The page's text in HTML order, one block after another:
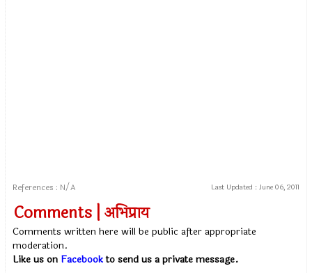
References : N/A Last Updated : June 06, 2011
Comments | अभिप्राय
Comments written here will be public after appropriate
moderation.
Like us on Facebookto send us a private message.